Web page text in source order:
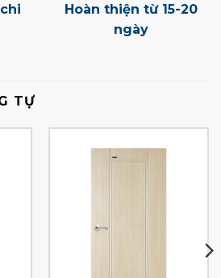
Hoàn thiện từ 15-20
ngày
TỰ